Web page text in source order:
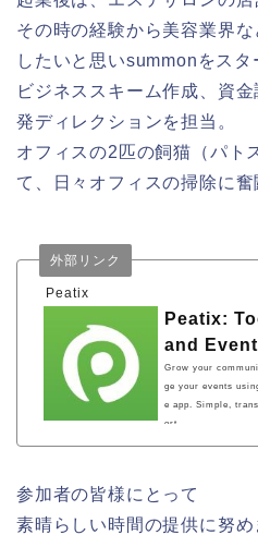
その時の経験から美容業界
したいと思いsummonをスタ
ビジネススキーム作成、資
発ディレクションを担当。
オフィスの2匹の飼猫（パト
て、日々オフィスの掃除に奮
Peatix
外部リンク
Peatix:
and
Grow your
ge your events
e app. Simple,
ort.
参加者の皆様にとって
素晴らしい時間の提供に努め